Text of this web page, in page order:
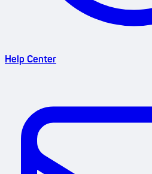
Help Center